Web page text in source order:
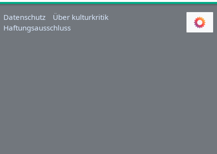
a
i
2
Datenschutz
Über kulturkritik
Haftungsausschluss